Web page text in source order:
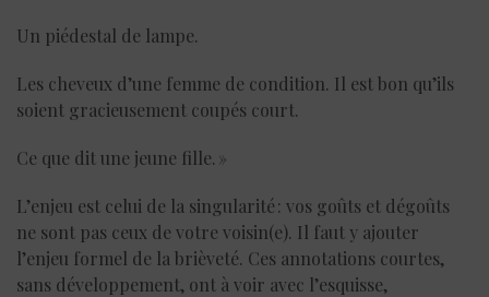
Un piédestal de lampe.
Les cheveux d’une femme de condition. Il est bon qu’ils
soient gracieusement coupés court.
Ce que dit une jeune fille. »
L’enjeu est celui de la singularité : vos goûts et dégoûts
ne sont pas ceux de votre voisin(e). Il faut y ajouter
l’enjeu formel de la brièveté. Ces annotations courtes,
sans développement, ont à voir avec l’esquisse,